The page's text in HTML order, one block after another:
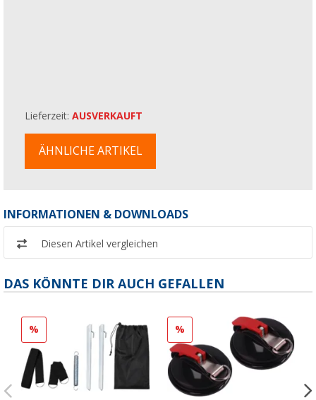
Lieferzeit: AUSVERKAUFT
ÄHNLICHE ARTIKEL
INFORMATIONEN & DOWNLOADS
Diesen Artikel vergleichen
DAS KÖNNTE DIR AUCH GEFALLEN
% %